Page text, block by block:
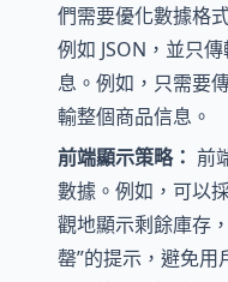
們需要優化數據格
例如 JSON，並只
息。例如，只需要
輸整個商品信息。
前端顯示策略： 前
數據。例如，可以
觀地顯示剩餘庫存
罄”的提示，避免